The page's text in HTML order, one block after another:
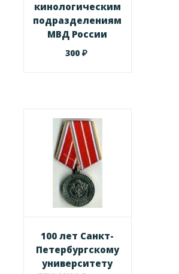
кинологическим
подразделениям
МВД России
300₽
100 лет Санкт-
Петербургскому
университету